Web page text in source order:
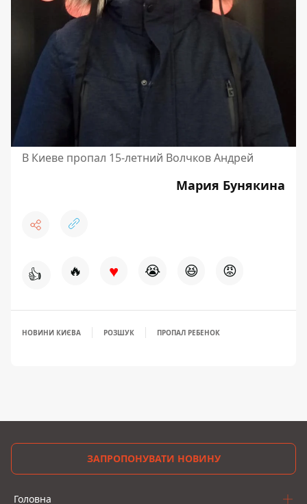
В Киеве пропал 15-летний Волчков Андрей
Мария Бунякина
👍 🔥 ♥ 😭 😆 😡
НОВИНИ КИЄВА РОЗШУК ПРОПАЛ РЕБЕНОК
ЗАПРОПОНУВАТИ НОВИНУ
Головна